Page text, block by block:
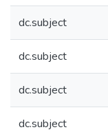
dc.subject
dc.subject
dc.subject
dc.subject